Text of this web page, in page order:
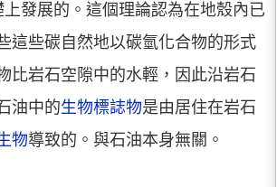
發展的。這個理論認為在地殼內已
這些碳自然地以碳氫化合物的形式
比岩石空隙中的水輕，因此沿岩石
油中的生物標誌物是由居住在岩石
物導致的。與石油本身無關。